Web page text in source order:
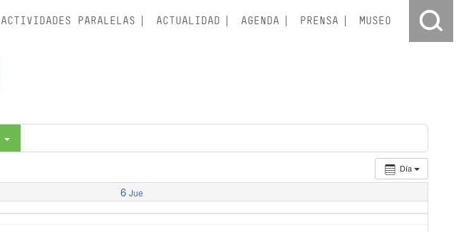
ACTIVIDADES PARALELAS ACTUALIDAD AGENDA PRENSA MUSEO
Día
6 Jue